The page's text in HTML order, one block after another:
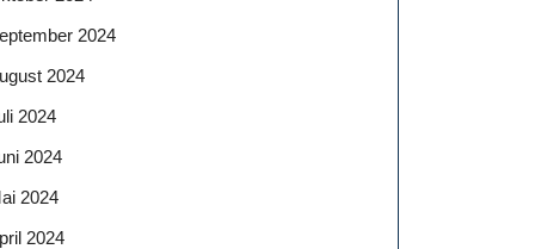
2024
2024
2024
2024
2024
2024